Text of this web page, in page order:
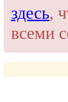
здесь,
всеми